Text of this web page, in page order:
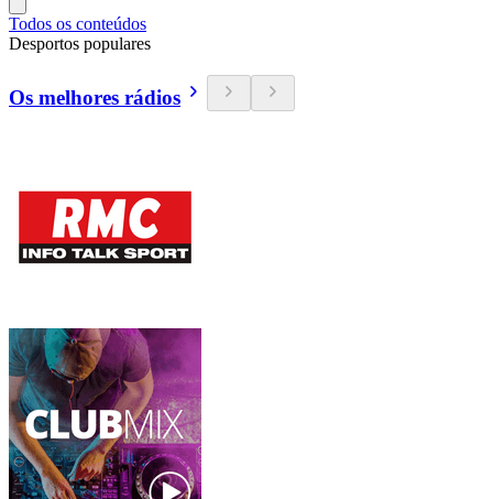
Todos os conteúdos
Desportos populares
Os melhores rádios